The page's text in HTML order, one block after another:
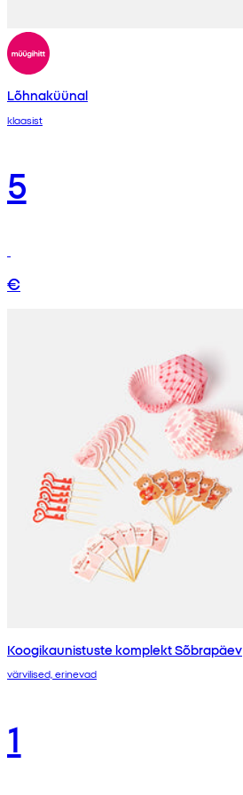
Lõhnaküünal
klaasist
5
€
Koogikaunistuste komplekt Sõbrapäev
värvilised, erinevad
1